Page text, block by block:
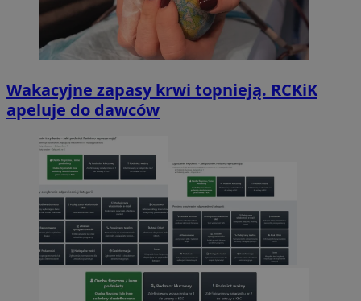
Wakacyjne zapasy krwi topnieją. RCKiK
apeluje do dawców